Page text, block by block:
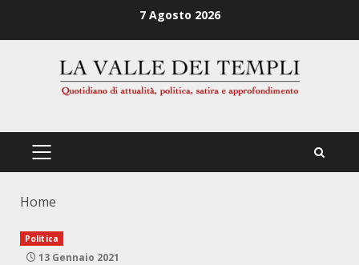
7 Agosto 2026
PRIMÄRES
Home
Politica
13 Gennaio 2021